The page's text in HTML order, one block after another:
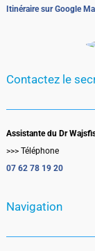
Itinéraire sur Google
Contactez le
Assistante du Dr
>>> Téléphone
07 62 78 19 20‬
Navigation